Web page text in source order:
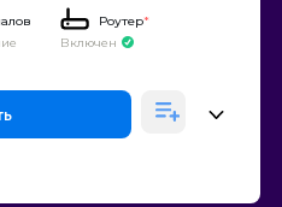
Роутер*
Включен